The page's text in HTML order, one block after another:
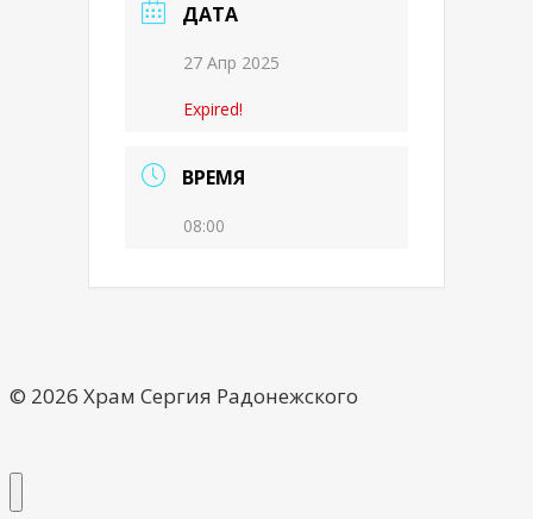
ДАТА
27 Апр 2025
Expired!
ВРЕМЯ
08:00
© 2026 Храм Сергия Радонежского